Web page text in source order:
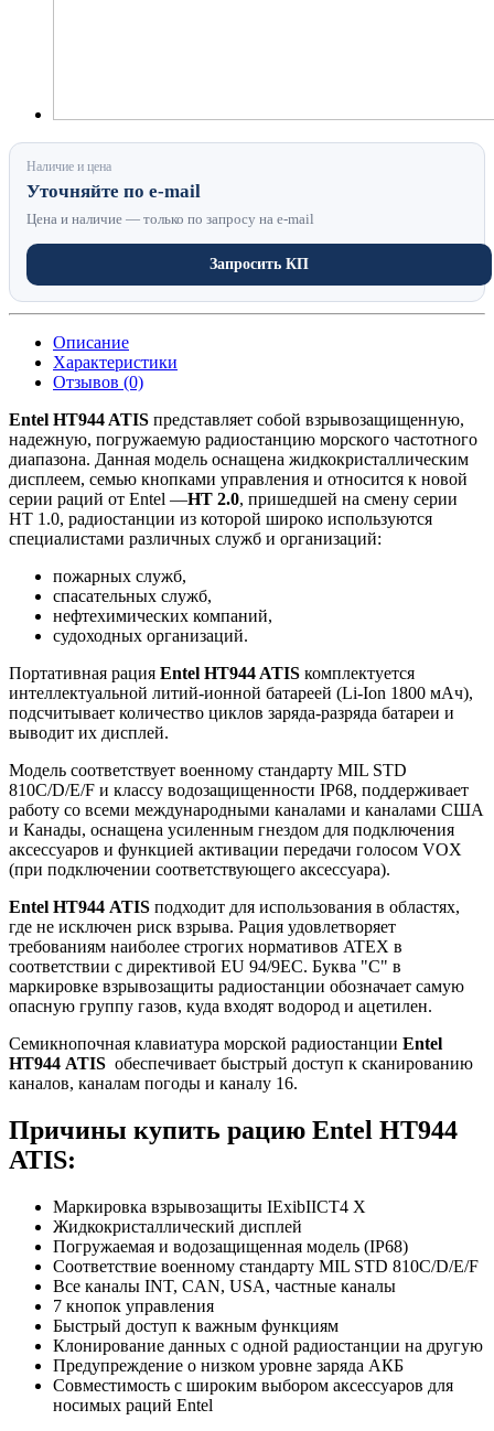
Наличие и цена
Уточняйте по e-mail
Цена и наличие — только по запросу на e-mail
Запросить КП
Описание
Характеристики
Отзывов (0)
Entel HT944 ATIS представляет собой взрывозащищенную,
надежную, погружаемую радиостанцию морского частотного
диапазона. Данная модель оснащена жидкокристаллическим
дисплеем, семью кнопками управления и относится к новой
серии раций от Entel —HT 2.0, пришедшей на смену серии
HT 1.0, радиостанции из которой широко используются
специалистами различных служб и организаций:
пожарных служб,
спасательных служб,
нефтехимических компаний,
судоходных организаций.
Портативная рация Entel HT944 ATIS комплектуется
интеллектуальной литий-ионной батареей (Li-Ion 1800 мАч),
подсчитывает количество циклов заряда-разряда батареи и
выводит их дисплей.
Модель соответствует военному стандарту MIL STD
810C/D/E/F и классу водозащищенности IP68, поддерживает
работу со всеми международными каналами и каналами США
и Канады, оснащена усиленным гнездом для подключения
аксессуаров и функцией активации передачи голосом VOX
(при подключении соответствующего аксессуара).
Entel HT944 ATIS подходит для использования в областях,
где не исключен риск взрыва. Рация удовлетворяет
требованиям наиболее строгих нормативов ATEX в
соответствии с директивой EU 94/9EC. Буква "C" в
маркировке взрывозащиты радиостанции обозначает самую
опасную группу газов, куда входят водород и ацетилен.
Семикнопочная клавиатура морской радиостанции Entel
HT944 ATIS обеспечивает быстрый доступ к сканированию
каналов, каналам погоды и каналу 16.
Причины купить рацию Entel HT944
ATIS:
Маркировка взрывозащиты IExibIICT4 X
Жидкокристаллический дисплей
Погружаемая и водозащищенная модель (IP68)
Соответствие военному стандарту MIL STD 810C/D/E/F
Все каналы INT, CAN, USA, частные каналы
7 кнопок управления
Быстрый доступ к важным функциям
Клонирование данных с одной радиостанции на другую
Предупреждение о низком уровне заряда АКБ
Совместимость с широким выбором аксессуаров для
носимых раций Entel